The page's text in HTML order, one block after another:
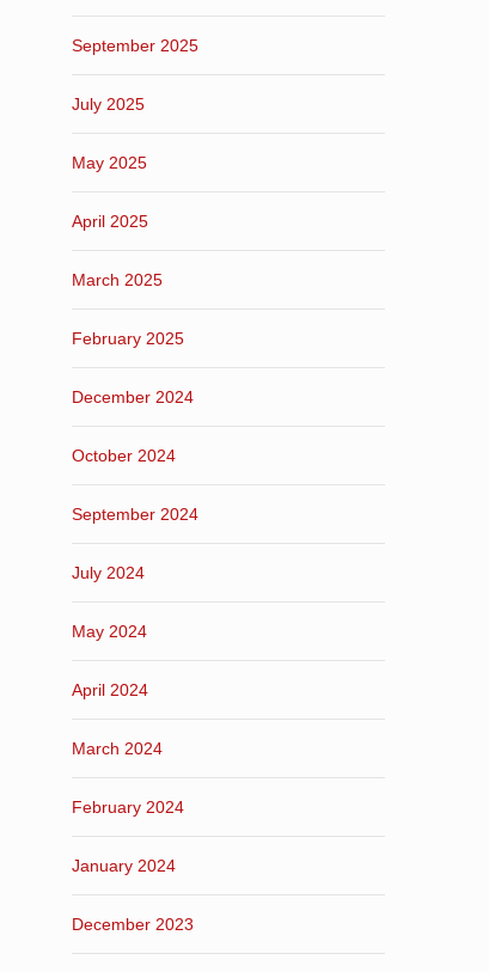
September 2025
July 2025
May 2025
April 2025
March 2025
February 2025
December 2024
October 2024
September 2024
July 2024
May 2024
April 2024
March 2024
February 2024
January 2024
December 2023